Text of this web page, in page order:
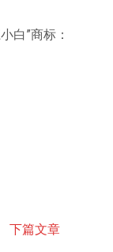
白”商标：
下篇文章